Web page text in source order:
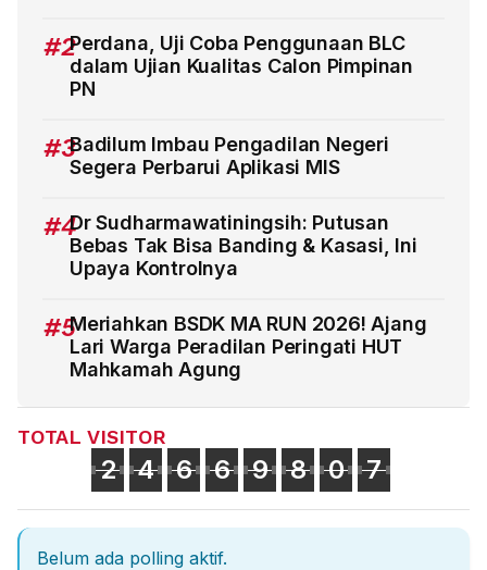
#2Perdana, Uji Coba Penggunaan BLC
dalam Ujian Kualitas Calon Pimpinan
PN
#3Badilum Imbau Pengadilan Negeri
Segera Perbarui Aplikasi MIS
#4Dr Sudharmawatiningsih: Putusan
Bebas Tak Bisa Banding & Kasasi, Ini
Upaya Kontrolnya
#5Meriahkan BSDK MA RUN 2026! Ajang
Lari Warga Peradilan Peringati HUT
Mahkamah Agung
TOTAL VISITOR
2 4 6 6 9 8 0 7
Belum ada polling aktif.